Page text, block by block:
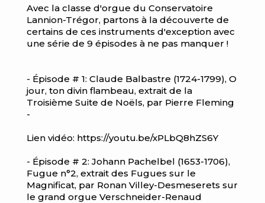
Avec la classe d'orgue du Conservatoire
Lannion-Trégor, partons à la découverte de
certains de ces instruments d'exception avec
une série de 9 épisodes à ne pas manquer !
- Épisode # 1: Claude Balbastre (1724-1799), O
jour, ton divin flambeau, extrait de la
Troisième Suite de Noëls, par Pierre Fleming
-
Lien vidéo: https://youtu.be/xPLbQ8hZS6Y
- Épisode # 2: Johann Pachelbel (1653-1706),
Fugue n°2, extrait des Fugues sur le
Magnificat, par Ronan Villey-Desmeserets sur
le grand orgue Verschneider-Renaud